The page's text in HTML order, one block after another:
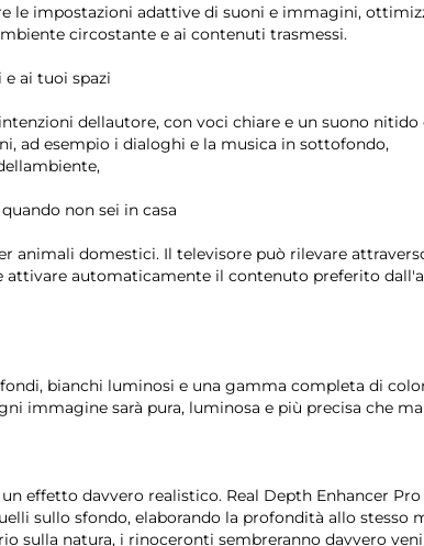
le impostazioni adattive di suoni e immagini,
circostante e ai contenuti trasmessi.
ai tuoi spazi
dellautore, con voci chiare e un suono nitido
ad esempio i dialoghi e la musica in sottofondo,
non sei in casa
animali domestici. Il televisore può rilevare
automaticamente il contenuto preferito
bianchi luminosi e una gamma completa di
immagine sarà pura, luminosa e più precisa che
effetto davvero realistico. Real Depth Enhancer Pro
sullo sfondo, elaborando la profondità allo stesso
sulla natura, i rinoceronti sembreranno davvero